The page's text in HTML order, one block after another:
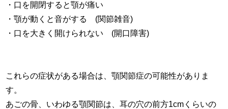
・口を開閉すると顎が痛い
・顎が動くと音がする (関節雑音)
・口を大きく開けられない (開口障害)
これらの症状がある場合は、顎関節症の可能性がありま
す。
あごの骨、いわゆる顎関節は、耳の穴の前方1cmくらいの